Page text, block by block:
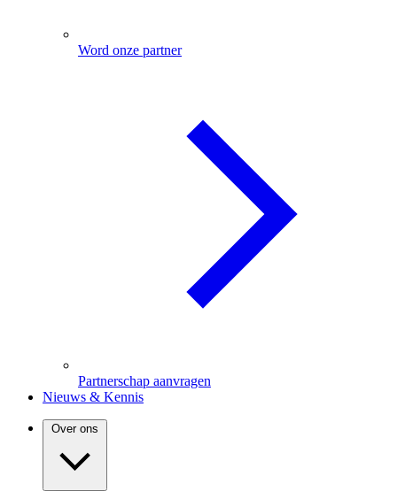
Word onze partner
Partnerschap aanvragen
Nieuws & Kennis
Over ons